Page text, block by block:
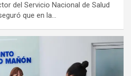
del Servicio Nacional de Salud
que en la…